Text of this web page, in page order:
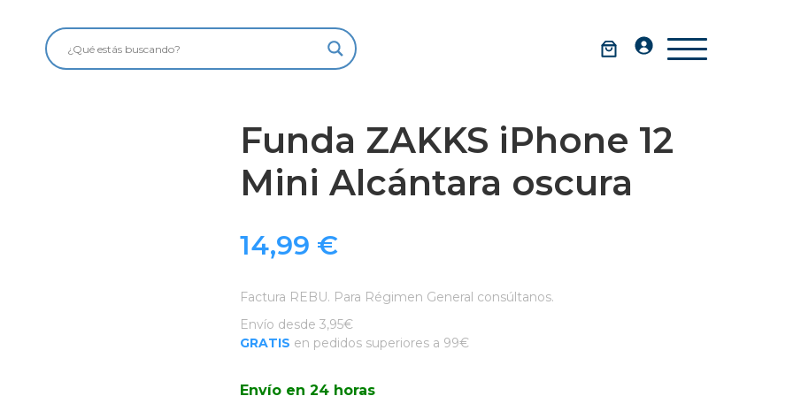
Funda ZAKKS iPhone 12
Mini Alcántara oscura
14,99 €
Factura REBU. Para Régimen General consúltanos.
Envío desde 3,95€
GRATIS en pedidos superiores a 99€
Envío en 24 horas